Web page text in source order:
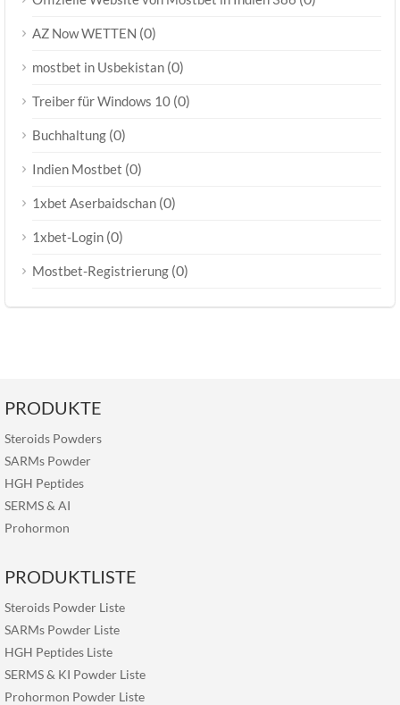
AZ Now WETTEN (0)
mostbet in Usbekistan (0)
Treiber für Windows 10 (0)
Buchhaltung (0)
Indien Mostbet (0)
1xbet Aserbaidschan (0)
1xbet-Login (0)
Mostbet-Registrierung (0)
PRODUKTE
Steroids Powders
SARMs Powder
HGH Peptides
SERMS& AI
Prohormon
PRODUKTLISTE
Steroids Powder Liste
SARMs Powder Liste
HGH Peptides Liste
SERMS & KI Powder Liste
Prohormon Powder Liste